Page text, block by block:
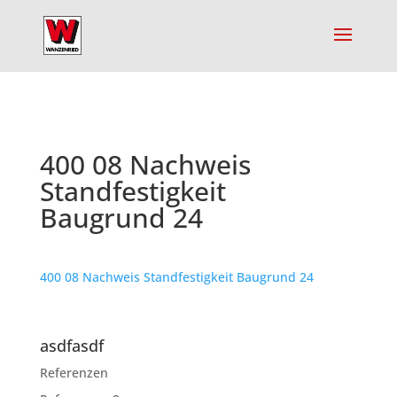
400 08 Nachweis
Standfestigkeit
Baugrund 24
400 08 Nachweis Standfestigkeit Baugrund 24
asdfasdf
Referenzen